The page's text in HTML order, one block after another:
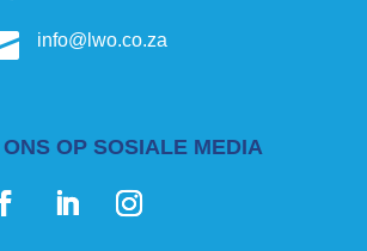
info@lwo.co.za
OP SOSIALE MEDIA